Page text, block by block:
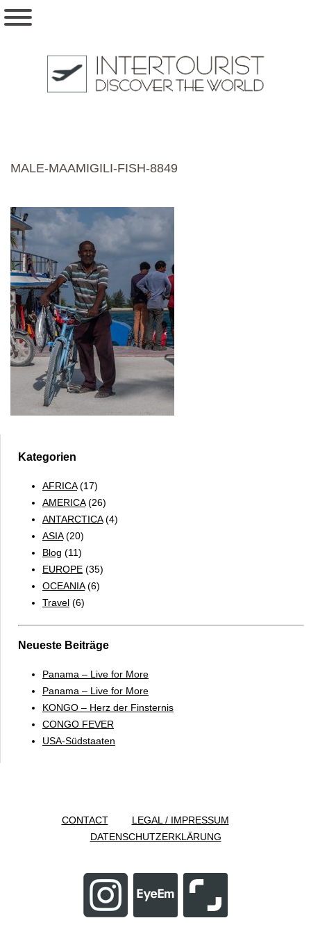
MALE-MAAMIGILI-FISH-8849
Kategorien
AFRICA(17)
AMERICA(26)
ANTARCTICA(4)
ASIA(20)
Blog (11)
EUROPE (35)
OCEANIA(6)
Travel (6)
Neueste Beiträge
Panama – Live for More
Panama – Live for More
KONGO – Herz der Finsternis
CONGO FEVER
USA-Südstaaten
CONTACT
LEGAL / IMPRESSUM
DATENSCHUTZERKLÄRUNG